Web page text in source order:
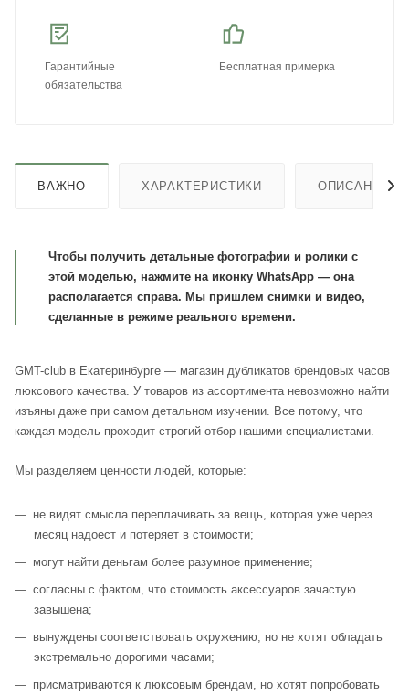
Гарантийные
обязательства
Бесплатная примерка
ВАЖНО ХАРАКТЕРИСТИКИ ОПИСАНИЕ
Чтобы получить детальные фотографии и ролики с
этой моделью, нажмите на иконку WhatsApp — она
располагается справа. Мы пришлем снимки и видео,
сделанные в режиме реального времени.
GMT-club в Екатеринбурге — магазин дубликатов брендовых часов
люксового качества. У товаров из ассортимента невозможно найти
изъяны даже при самом детальном изучении. Все потому, что
каждая модель проходит строгий отбор нашими специалистами.
Мы разделяем ценности людей, которые:
не видят смысла переплачивать за вещь, которая уже через
месяц надоест и потеряет в стоимости;
могут найти деньгам более разумное применение;
согласны с фактом, что стоимость аксессуаров зачастую
завышена;
вынуждены соответствовать окружению, но не хотят обладать
экстремально дорогими часами;
присматриваются к люксовым брендам, но хотят попробовать